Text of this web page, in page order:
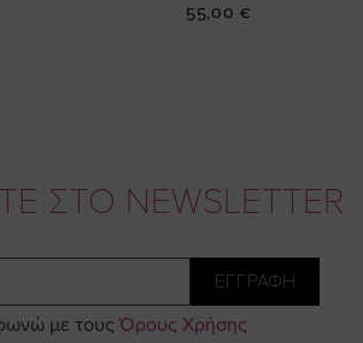
55,00 €
ΣΤΟ NEWSLETTER
ΕΓΓΡΑΦΗ
με τους Όρους Χρήσης